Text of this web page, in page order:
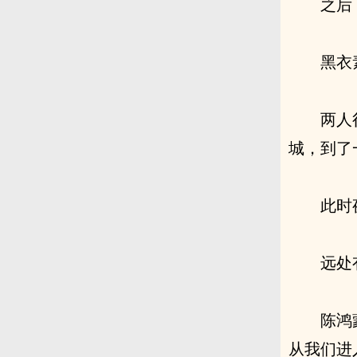
之
黑衣
两人
城，到
此
远处
陈
从我们